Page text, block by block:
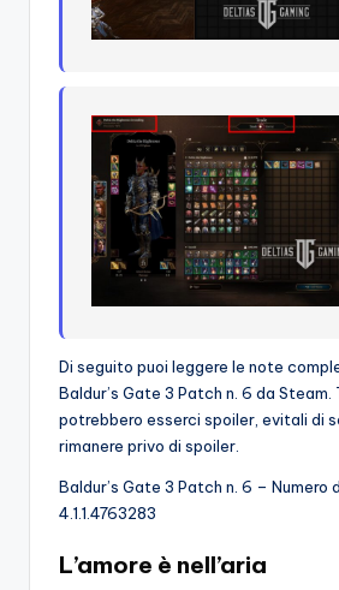
Di seguito puoi leggere le note
Baldur’s Gate 3 Patch n. 6 da
potrebbero esserci spoiler, evitali di
rimanere privo di spoiler.
Baldur’s Gate 3 Patch n. 6 – Numero
4.1.1.4763283
L’amore è nell’aria